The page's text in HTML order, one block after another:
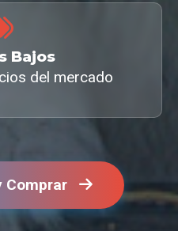
Bajos
del mercado
Comprar